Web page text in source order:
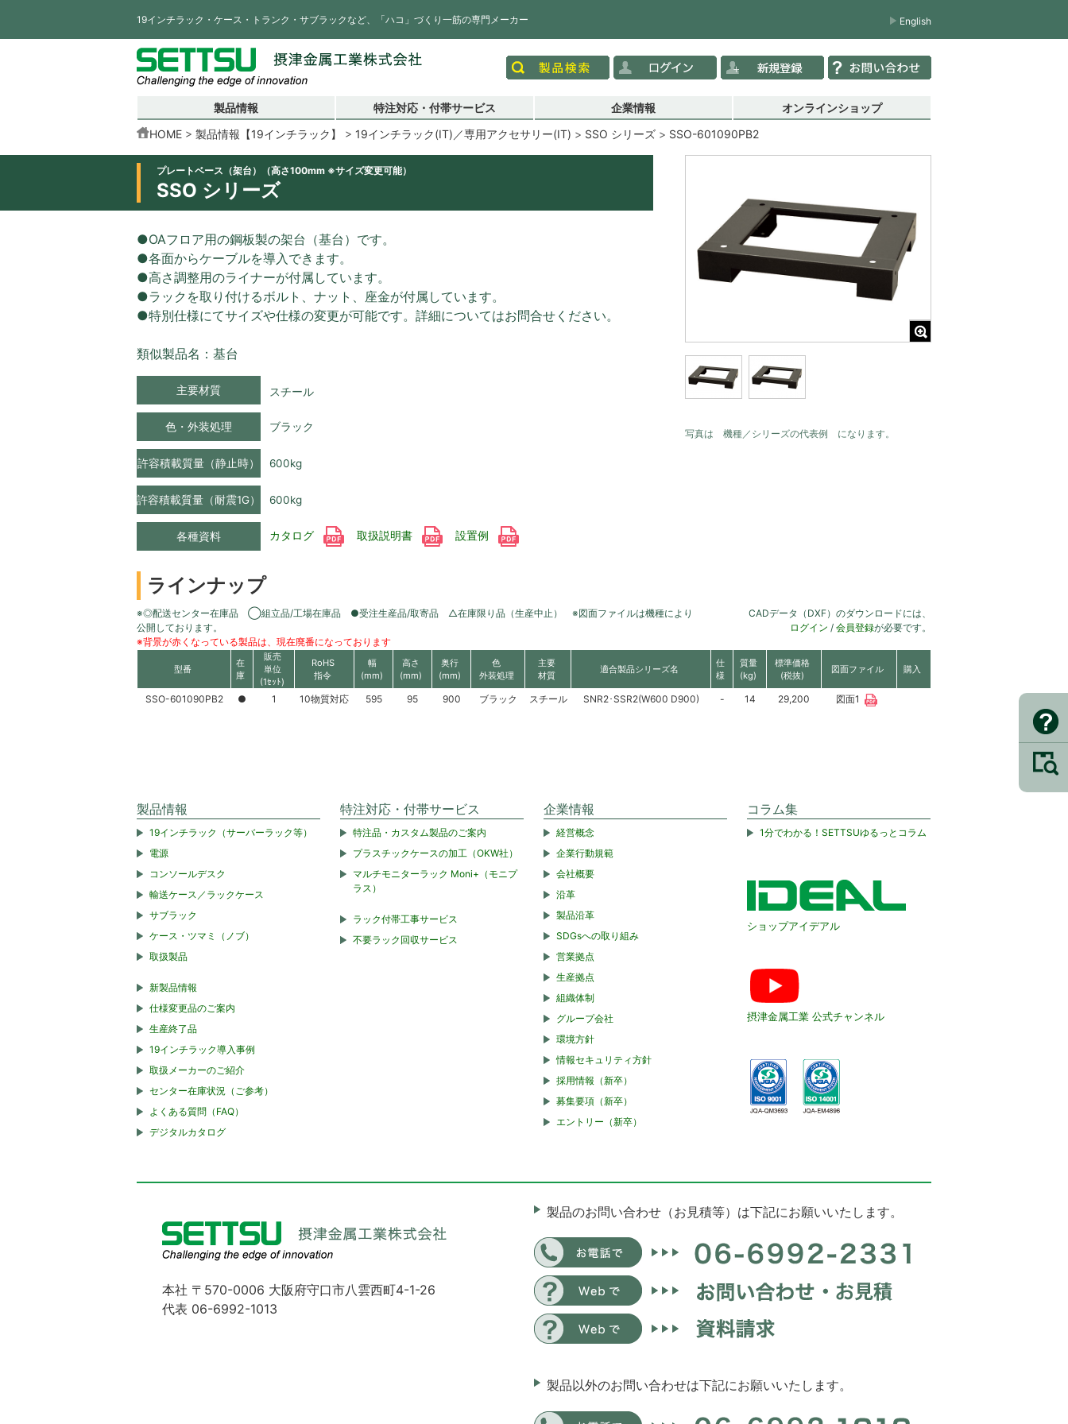
19インチラック・ケース・トランク・サブラックなど、「ハコ」づくり一筋の専門メーカー English
製品情報 特注対応・付帯サービス 企業情報 オンラインショップ
HOME 製品情報【19インチラック】 19インチラック(IT)／専用アクセサリー(IT) SSO シリーズ SSO-601090PB2
プレートベース（架台）（高さ100mm ※サイズ変更可能）
SSO シリーズ
●OAフロア用の鋼板製の架台（基台）です。
●各面からケーブルを導入できます。
●高さ調整用のライナーが付属しています。
●ラックを取り付けるボルト、ナット、座金が付属しています。
●特別仕様にてサイズや仕様の変更が可能です。詳細についてはお問合せください。
類似製品名：基台
主要材質 スチール
色・外装処理 ブラック
許容積載質量（静止時） 600kg
許容積載質量（耐震1G） 600kg
各種資料 カタログ 取扱説明書 設置例
写真は 機種／シリーズの代表例 になります。
ラインナップ
※◎配送センター在庫品 ◯組立品/工場在庫品 ●受注生産品/取寄品 △在庫限り品（生産中止） ※図面ファイルは機種により
公開しております。
※背景が赤くなっている製品は、現在廃番になっております
CADデータ（DXF）のダウンロードには、
ログイン / 会員登録が必要です。
型番
在
庫
販売
単位
(1ｾｯﾄ)
RoHS
指令
幅
(mm)
高さ
(mm)
奥行
(mm)
色
外装処理
主要
材質
適合製品シリーズ名
仕
様
質量
(kg)
標準価格
(税抜)
図面ファイル 購入
SSO-601090PB2 ● 1 10物質対応 595 95 900 ブラック スチール SNR2･SSR2(W600 D900) - 14 29,200 図面1
製品情報
19インチラック（サーバーラック等）
電源
コンソールデスク
輸送ケース／ラックケース
サブラック
ケース・ツマミ（ノブ）
取扱製品
新製品情報
仕様変更品のご案内
生産終了品
19インチラック導入事例
取扱メーカーのご紹介
センター在庫状況（ご参考）
よくある質問（FAQ）
デジタルカタログ
特注対応・付帯サービス
特注品・カスタム製品のご案内
プラスチックケースの加工（OKW社）
マルチモニターラック Moni+（モニプ
ラス）
ラック付帯工事サービス
不要ラック回収サービス
企業情報
経営概念
企業行動規範
会社概要
沿革
製品沿革
SDGsへの取り組み
営業拠点
生産拠点
組織体制
グループ会社
環境方針
情報セキュリティ方針
採用情報（新卒）
募集要項（新卒）
エントリー（新卒）
コラム集
1分でわかる！SETTSUゆるっとコラム
ショップアイデアル
摂津金属工業 公式チャンネル
本社 〒570-0006 大阪府守口市八雲西町4-1-26
代表 06-6992-1013
製品のお問い合わせ（お見積等）は下記にお願いいたします。
製品以外のお問い合わせは下記にお願いいたします。